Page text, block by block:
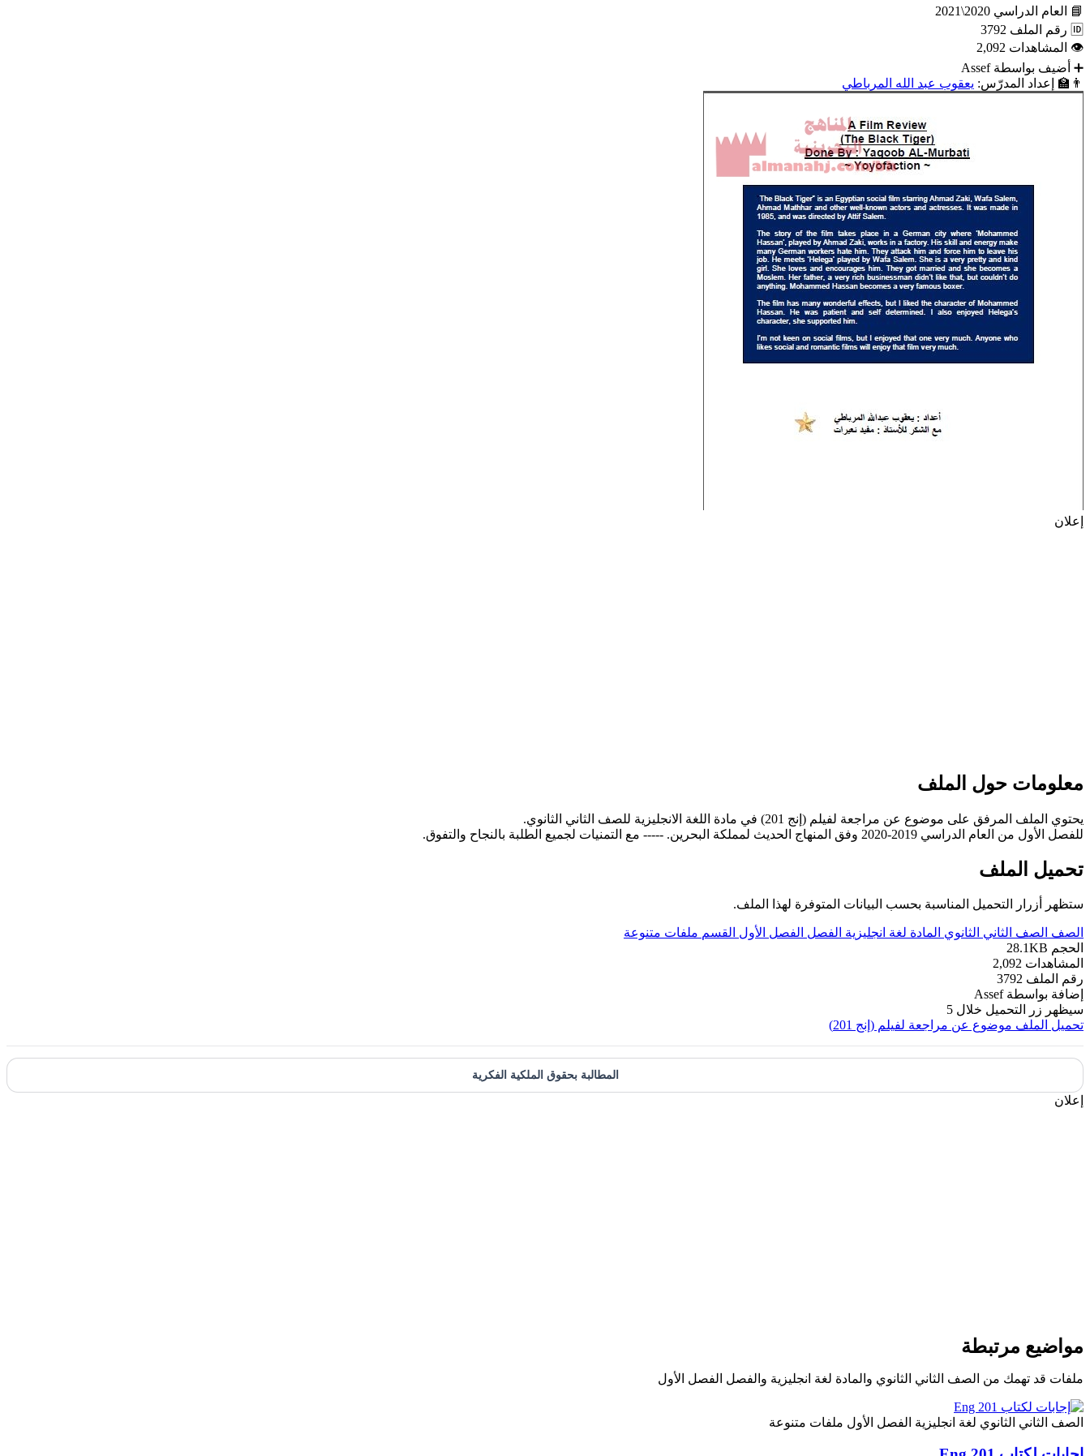
📘
العام الدراسي 2020\2021
🆔 رقم الملف 3792
👁 المشاهدات 2,092
➕ أضيف بواسطة Assef
👨‍🏫
إعداد المدرّس: يعقوب عبد الله المرباطي
إعلان
معلومات حول الملف
يحتوي الملف المرفق على موضوع عن مراجعة لفيلم (إنج 201) في مادة اللغة الانجليزية للصف الثاني الثانوي.
للفصل الأول من العام الدراسي 2019-2020 وفق المنهاج الحديث لمملكة البحرين. ----- مع التمنيات لجميع الطلبة بالنجاح والتفوق.
تحميل الملف
ستظهر أزرار التحميل المناسبة بحسب البيانات المتوفرة لهذا الملف.
الصف الصف الثاني الثانوي المادة لغة انجليزية الفصل الفصل الأول القسم ملفات متنوعة
الحجم 28.1KB
المشاهدات 2,092
رقم الملف 3792
إضافة بواسطة Assef
سيظهر زر التحميل خلال 5
تحميل الملف موضوع عن مراجعة لفيلم (إنج 201)
المطالبة بحقوق الملكية الفكرية
إعلان
مواضيع مرتبطة
ملفات قد تهمك من الصف الثاني الثانوي والمادة لغة انجليزية والفصل الفصل الأول
الصف الثاني الثانوي لغة انجليزية الفصل الأول ملفات متنوعة